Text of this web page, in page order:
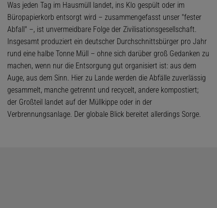
Was jeden Tag im Hausmüll landet, ins Klo gespült oder im
Büropapierkorb entsorgt wird – zusammengefasst unser "fester
Abfall" –, ist unvermeidbare Folge der Zivilisationsgesellschaft.
Insgesamt produziert ein deutscher Durchschnittsbürger pro Jahr
rund eine halbe Tonne Müll – ohne sich darüber groß Gedanken zu
machen, wenn nur die Entsorgung gut organisiert ist: aus dem
Auge, aus dem Sinn. Hier zu Lande werden die Abfälle zuverlässig
gesammelt, manche getrennt und recycelt, andere kompostiert;
der Großteil landet auf der Müllkippe oder in der
Verbrennungsanlage. Der globale Blick bereitet allerdings Sorge.